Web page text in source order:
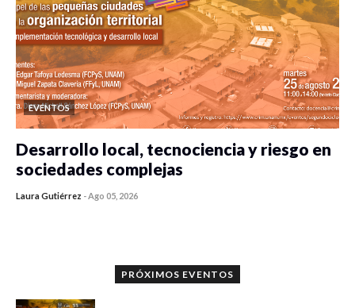
EVENTOS
Desarrollo local, tecnociencia y riesgo en
sociedades complejas
Laura Gutiérrez -Ago 05, 2026
PRÓXIMOS EVENTOS